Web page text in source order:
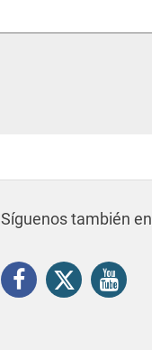
Síguenos también en